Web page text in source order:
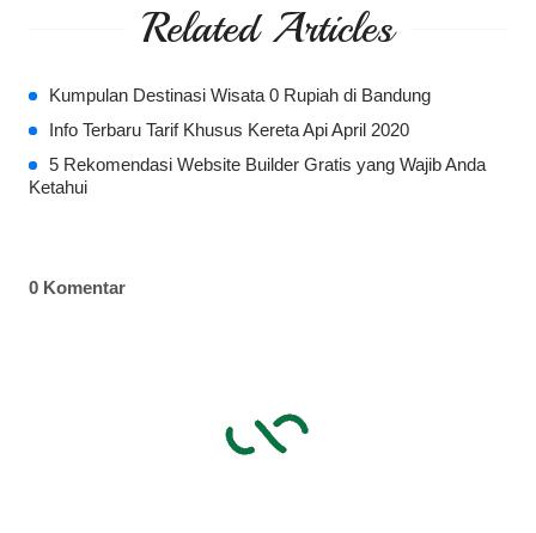
Related Articles
Kumpulan Destinasi Wisata 0 Rupiah di Bandung
Info Terbaru Tarif Khusus Kereta Api April 2020
5 Rekomendasi Website Builder Gratis yang Wajib Anda
Ketahui
0 Komentar